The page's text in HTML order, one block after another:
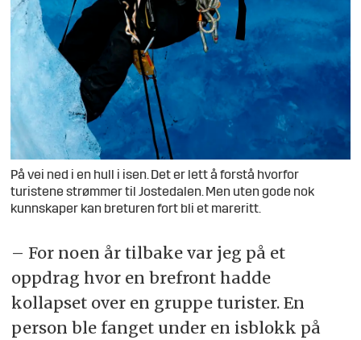
På vei ned i en hull i isen. Det er lett å forstå hvorfor
turistene strømmer til Jostedalen. Men uten gode nok
kunnskaper kan breturen fort bli et mareritt.
– For noen år tilbake var jeg på et
oppdrag hvor en brefront hadde
kollapset over en gruppe turister. En
person ble fanget under en isblokk på